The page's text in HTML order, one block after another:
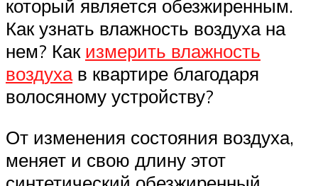
который является обезжиренным.
Как узнать влажность воздуха на
нем? Как измерить влажность
воздухав квартире благодаря
волосяному устройству?
От изменения состояния воздуха,
меняет и свою длину этот